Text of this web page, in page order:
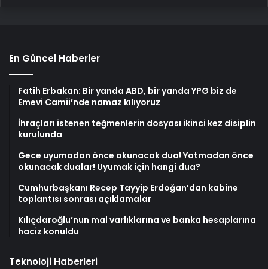
En Güncel Haberler
Fatih Erbakan: Bir yanda ABD, bir yanda YPG biz de
Emevi Camii’nde namaz kılıyoruz
İhraçları istenen teğmenlerin dosyası ikinci kez disiplin
kurulunda
Gece uyumadan önce okunacak dua! Yatmadan önce
okunacak dualar! Uyumak için hangi dua?
Cumhurbaşkanı Recep Tayyip Erdoğan’dan kabine
toplantısı sonrası açıklamalar
Kılıçdaroğlu’nun mal varlıklarına ve banka hesaplarına
haciz konuldu
Teknoloji Haberleri